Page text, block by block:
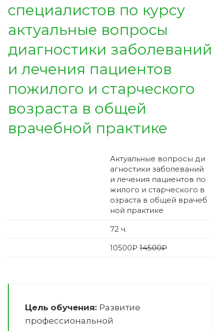
специалистов по курсу
актуальные вопросы
диагностики заболеваний
и лечения пациентов
пожилого и старческого
возраста в общей
врачебной практике
Актуальные вопросы ди
агностики заболеваний
и лечения пациентов по
жилого и старческого в
озраста в общей врачеб
ной практике
72 ч.
10500₽ 14500₽
Цель обучения: Развитие
профессиональной